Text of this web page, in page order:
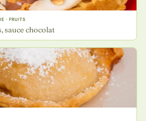
· FRUITS
sauce chocolat